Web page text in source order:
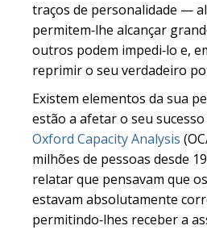
traços de personalidade —
permitem‑lhe alcançar
outros podem impedi‑lo e,
reprimir o seu verdadeiro
Existem elementos da sua
estão a afetar o seu sucesso
Oxford Capacity Analysis
milhões de pessoas desde
relatar que pensavam que
estavam absolutamente
permitindo‑lhes receber a